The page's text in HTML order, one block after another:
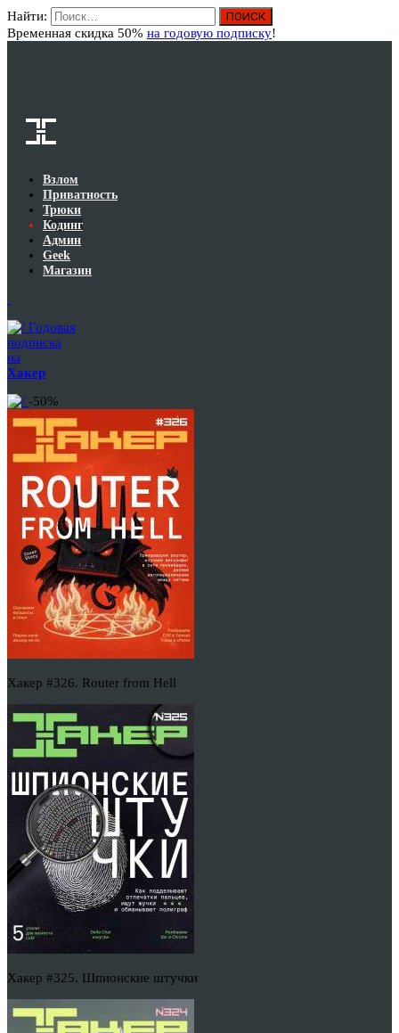
Найти:
Временная скидка 50% на годовую подписку!
Взлом
Приватность
Трюки
Кодинг
Админ
Geek
Магазин
Годовая
подписка
на
Хакер
-50%
Хакер #326. Router from Hell
Хакер #325. Шпионские штучки